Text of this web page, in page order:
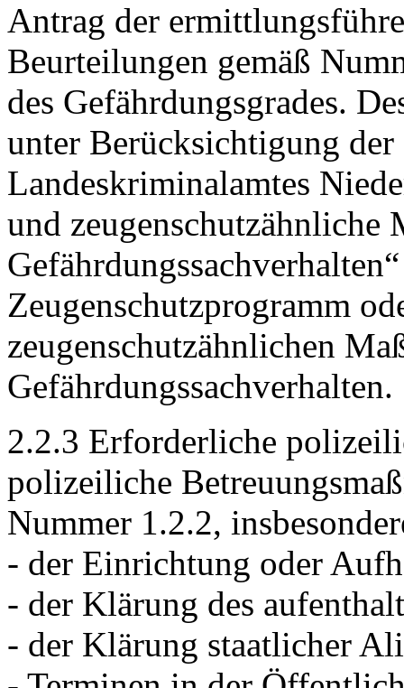
Antrag der
Beurteilungen gemäß
des Gefährdungsgrades.
unter Berücksichtigung
Landeskriminalamtes
und zeugenschutzähnliche
Zeugenschutzprogramm
zeugenschutzähnlichen
Gefährdungssachverhalten.
2.2.3 Erforderliche
polizeiliche
Nummer 1.2.2,
- der Einrichtung oder
- der Klärung des
- der Klärung staatlicher